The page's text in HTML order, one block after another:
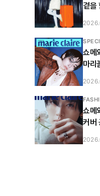
곁을
쇼메
마리
쇼메
커버